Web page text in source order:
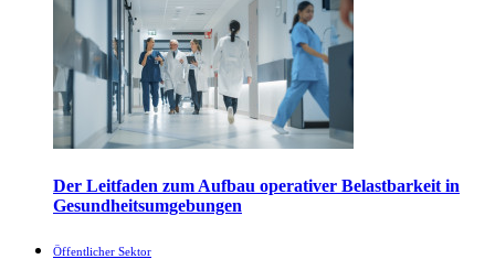
Der Leitfaden zum Aufbau operativer Belastbarkeit in
Gesundheitsumgebungen
Öffentlicher Sektor